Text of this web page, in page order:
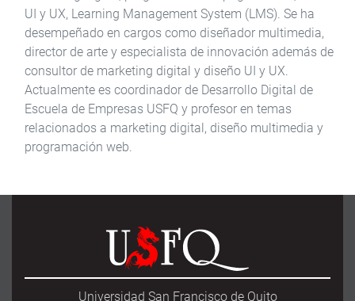
UI y UX, Learning Management System (LMS). Se ha
desempeñado en cargos como diseñador multimedia,
director de arte y especialista de innovación además de
consultor de marketing digital y diseño UI y UX.
Actualmente es coordinador de Desarrollo Digital de
Escuela de Empresas USFQ y profesor en temas
relacionados a marketing digital, diseño multimedia y
programación web.
Universidad San Francisco de Quito